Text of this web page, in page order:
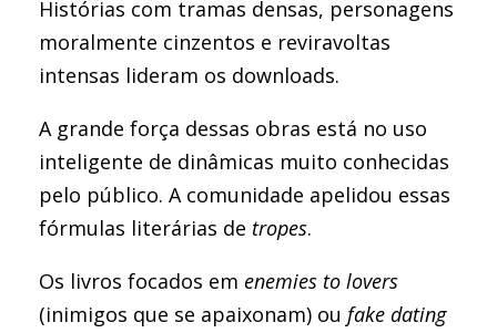
Histórias com tramas densas, personagens
moralmente cinzentos e reviravoltas
intensas lideram os downloads.
A grande força dessas obras está no uso
inteligente de dinâmicas muito conhecidas
pelo público. A comunidade apelidou essas
fórmulas literárias de tropes.
Os livros focados em enemies to lovers
(inimigos que se apaixonam) ou fake dating